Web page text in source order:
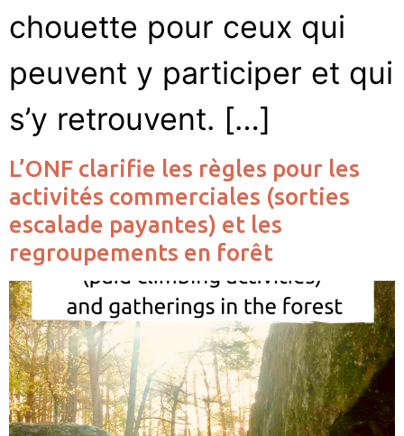
chouette pour ceux qui
peuvent y participer et qui
s’y retrouvent. […]
L’ONF clarifie les règles pour les
activités commerciales (sorties
escalade payantes) et les
regroupements en forêt